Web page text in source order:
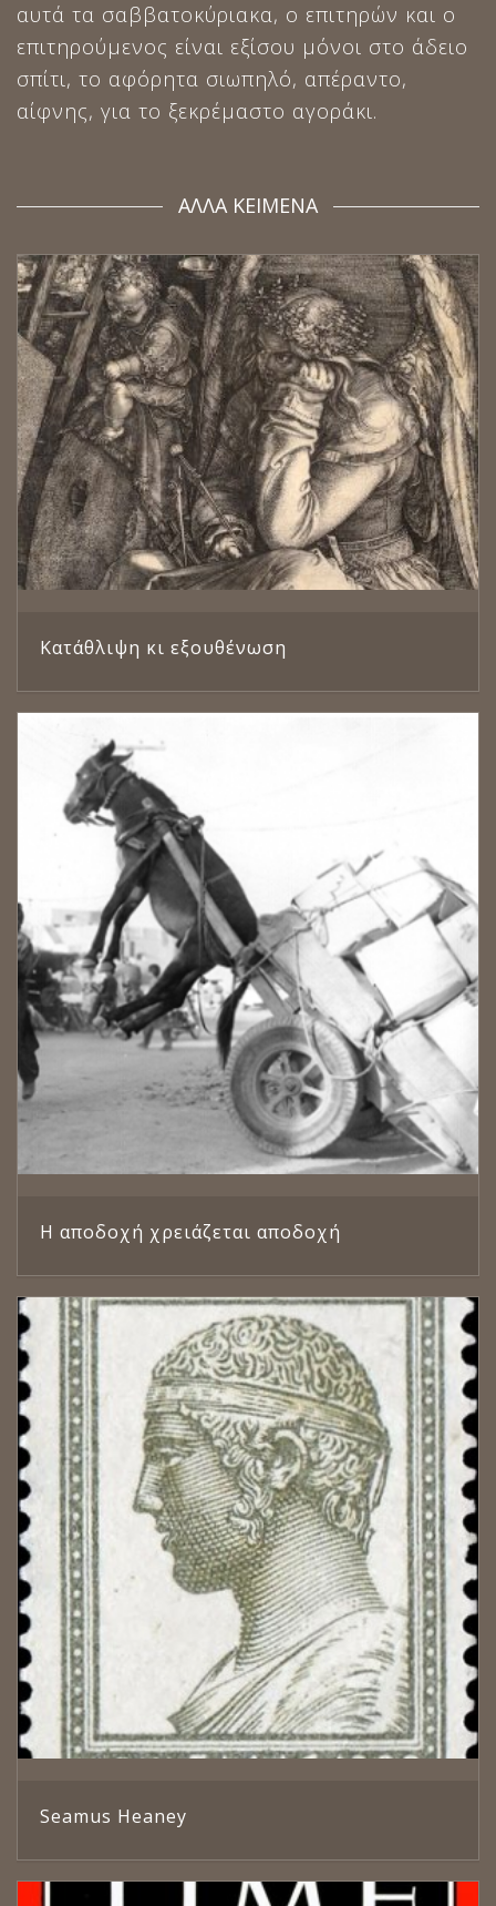
αυτά τα σαββατοκύριακα, ο επιτηρών και ο
επιτηρούμενος είναι εξίσου μόνοι στο άδειο
σπίτι, το αφόρητα σιωπηλό, απέραντο,
αίφνης, για το ξεκρέμαστο αγοράκι.
ΑΛΛΑ ΚΕΙΜΕΝΑ
Κατάθλιψη κι εξουθένωση
Η αποδοχή χρειάζεται αποδοχή
Seamus Heaney